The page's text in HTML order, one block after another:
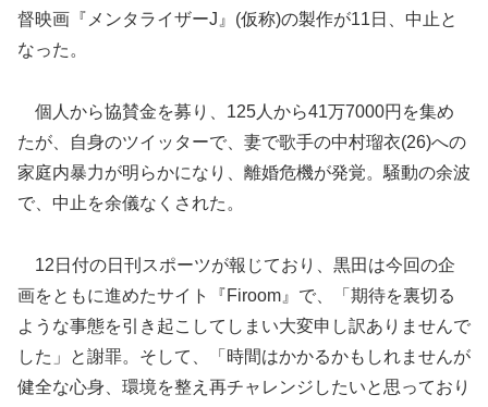
督映画『メンタライザーJ』(仮称)の製作が11日、中止と
なった。
個人から協賛金を募り、125人から41万7000円を集め
たが、自身のツイッターで、妻で歌手の中村瑠衣(26)への
家庭内暴力が明らかになり、 離婚危機が発覚。騒動の余波
で、中止を余儀なくされた。
12日付の日刊スポーツが報じており、黒田は今回の企
画をともに進めたサイト『Firoom』で、「期待を裏切る
ような事態を引き起こしてしまい大変申し訳ありませんで
した」と謝罪。そして、「時間はかかるかもしれませんが
健全な心身、環境を整え再チャレンジしたいと思っており